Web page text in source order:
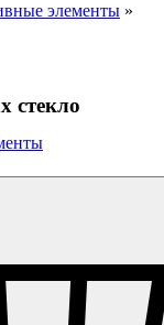
элементы »
стекло